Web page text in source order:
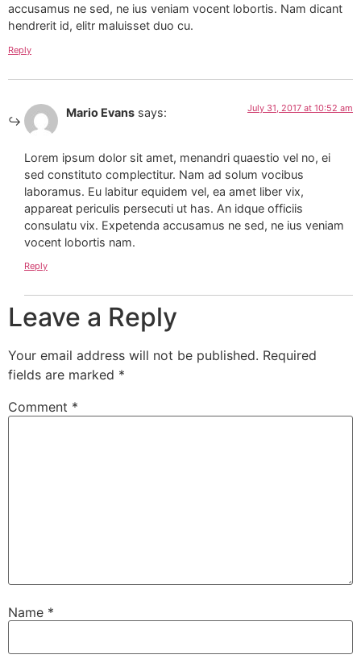
accusamus ne sed, ne ius veniam vocent lobortis. Nam dicant
hendrerit id, elitr maluisset duo cu.
Reply
Mario Evans says: July 31, 2017 at 10:52 am
Lorem ipsum dolor sit amet, menandri quaestio vel no, ei
sed constituto complectitur. Nam ad solum vocibus
laboramus. Eu labitur equidem vel, ea amet liber vix,
appareat periculis persecuti ut has. An idque officiis
consulatu vix. Expetenda accusamus ne sed, ne ius veniam
vocent lobortis nam.
Reply
Leave a Reply
Your email address will not be published. Required
fields are marked *
Comment *
Name *